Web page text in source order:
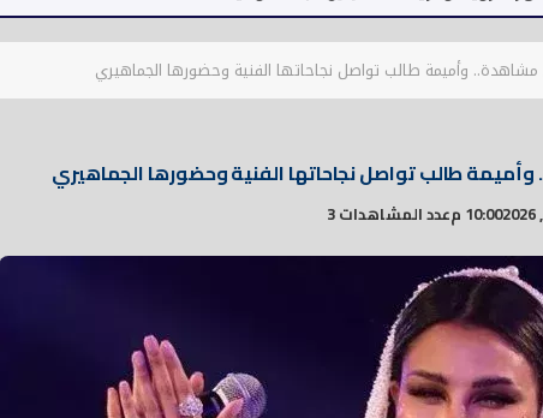
10:00 م عدد المشاهدات 3